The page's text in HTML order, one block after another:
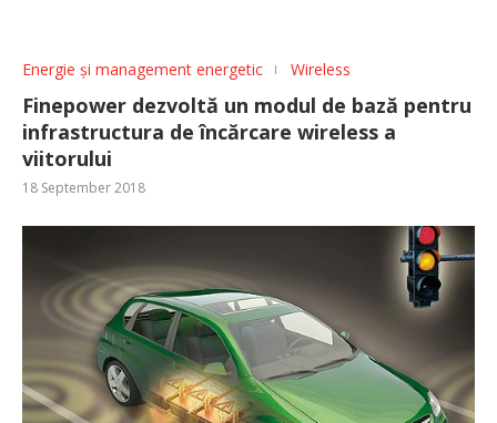
Energie și management energetic Wireless
Finepower dezvoltă un modul de bază pentru
infrastructura de încărcare wireless a
viitorului
18 September 2018